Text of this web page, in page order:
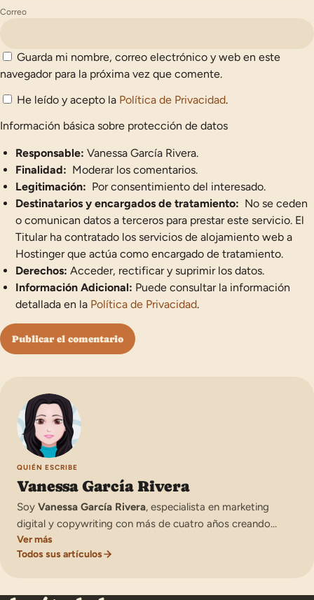
Correo
Guarda mi nombre, correo electrónico y web en este
navegador para la próxima vez que comente.
He leído y acepto la Política de Privacidad.
Información básica sobre protección de datos
Responsable: Vanessa García Rivera.
Finalidad: Moderar los comentarios.
Legitimación: Por consentimiento del interesado.
Destinatarios y encargados de tratamiento: No se ceden
o comunican datos a terceros para prestar este servicio. El
Titular ha contratado los servicios de alojamiento web a
Hostinger que actúa como encargado de tratamiento.
Derechos: Acceder, rectificar y suprimir los datos.
Información Adicional: Puede consultar la información
detallada en la Política de Privacidad.
QUIÉN ESCRIBE
Vanessa García Rivera
Soy Vanessa García Rivera, especialista en marketing
digital y copywriting con más de cuatro años creando
contenidos para proyectos propios y para clientes. Me
formé como Técnica Superior en Marketing y Publicidad, y
Ver más
Todos sus artículos